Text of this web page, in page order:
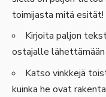
toimijasta mitä esität!
Kirjoita paljon
ostajalle lähettämään
Katso vinkkejä
kuinka he ovat